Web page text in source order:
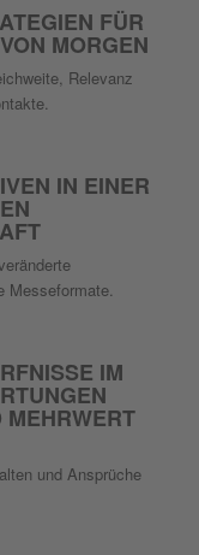
FÜR
MORGEN
Relevanz
IN EINER
Messeformate.
IM
MEHRWERT
und Ansprüche